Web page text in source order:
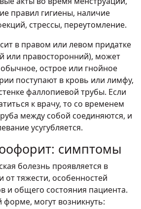
правил гигиены, наличие
стрессы, переутомление.
в правом или левом придатке
или правосторонний), может
обычное, острое или гнойное
поступают в кровь или лимфу,
фаллопиевой трубы. Если
к врачу, то со временем
между собой соединяются, и
усугубляется.
симптомы
болезнь проявляется в
от тяжести, особенностей
и общего состояния пациента.
форме, могут возникнуть: